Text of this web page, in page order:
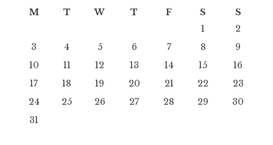
M
T W T F S
S
1
2
3
4 5 6 7 8
9
10
11 12 13 14 15
16
17
18 19 20 21 22
23
24
25 26 27 28 29
30
31